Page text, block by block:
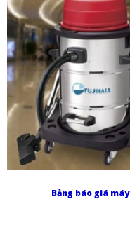
Bảng báo giá